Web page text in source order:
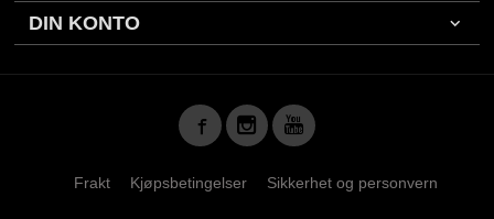
DIN KONTO
Frakt Kjøpsbetingelser Sikkerhet og personvern